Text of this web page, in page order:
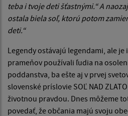
teba i tvoje deti šťastnými.“ A
ostala biela soľ, ktorú potom
deti.“
Legendy ostávajú legendami, ale je
prameňov používali ľudia na
poddanstva, ba ešte aj v prvej
slovenské príslovie SOĽ NAD
životnou pravdou. Dnes môžeme
povedať, že občania majú svoju